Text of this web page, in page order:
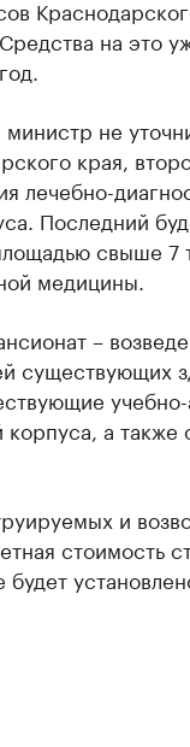
на это
не
края,
лечебно-
Последний
свыше 7
медицины.
–
существующих
корпуса, а
и
стоимость